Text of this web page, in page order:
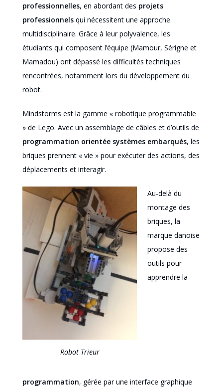
professionnelles, en abordant des projets
professionnels qui nécessitent une approche
multidisciplinaire. Grâce à leur polyvalence, les
étudiants qui composent l’équipe (Mamour, Sérigne et
Mamadou) ont dépassé les difficultés techniques
rencontrées, notamment lors du développement du
robot.
Mindstorms est la gamme « robotique programmable
» de Lego. Avec un assemblage de câbles et d’outils de
programmation orientée systèmes embarqués, les
briques prennent « vie » pour exécuter des actions, des
déplacements et interagir.
Robot Trieur
Au-delà du
montage des
briques, la
marque danoise
propose des
outils pour
apprendre la
programmation, gérée par une interface graphique